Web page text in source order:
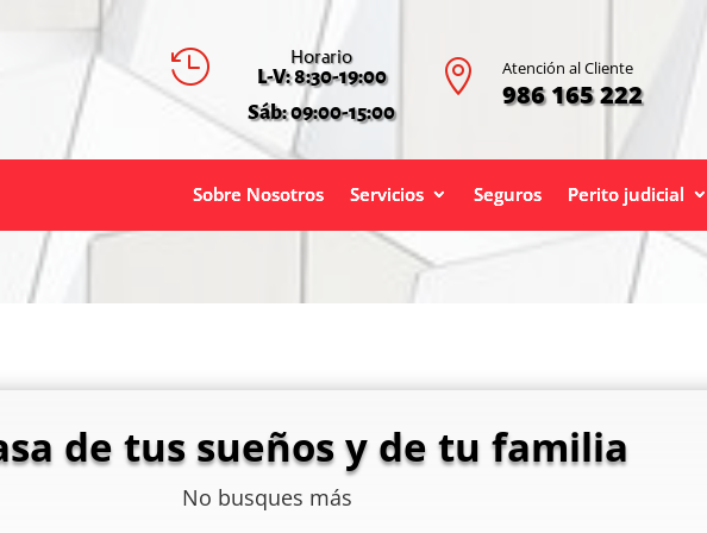
 Horario
L-V: 8:30-19:00
Sáb: 09:00-15:00
 Atención al Cliente
986 165 222
Sobre Nosotros Servicios Seguros Perito judicial
de tus sueños y de tu familia
No busques más